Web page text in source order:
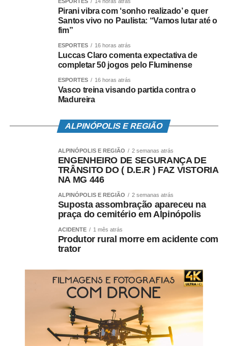
quinta-feira (6), às 21h, no Allianz Parque, pela 11ª
rodada, e precisa da vitória para seguir sonhando com a
Fluminense vence o Santos e atinge sete jogos sem
Copa do Brasil: em jogo movimentado,
Antes disso, porém, os santistas precisam dar uma
‘secada’ no Guarani. Na segunda colocação do grupo D,
Ponte nesta quarta (5), às 21h, no Moisés Lucarelli. Caso
consiga a vitória diante da Macaca, o Bugre consegue a
vaga e elimina matematicamente o Santos FC do
“Vamos secar um pouco o Guarani contra a Ponte, sim.
Mas temos que fazer a nossa parte também contra o
Palmeiras. Vamos lutar até o fim e dar o máximo para
vencer o clássico também. Sabemos que a situação no
Agência Esporte
COMENTE ABAIXO:
Pirani vibra com ‘sonho realizado’ e quer
Santos vivo no Paulista: “Vamos lutar até o
fim”
ESPORTES 16 horas atrás
Luccas Claro comenta expectativa de
completar 50 jogos pelo Fluminense
ESPORTES 16 horas atrás
Vasco treina visando partida contra o
Madureira
ALPINÓPOLIS E REGIÃO
ALPINÓPOLIS E REGIÃO 2 semanas atrás
ENGENHEIRO DE SEGURANÇA DE
TRÂNSITO DO ( D.E.R ) FAZ VISTORIA
NA MG 446
ALPINÓPOLIS E REGIÃO 2 semanas atrás
Suposta assombração apareceu na
praça do cemitério em Alpinópolis
ACIDENTE 1 mês atrás
Produtor rural morre em acidente com
trator